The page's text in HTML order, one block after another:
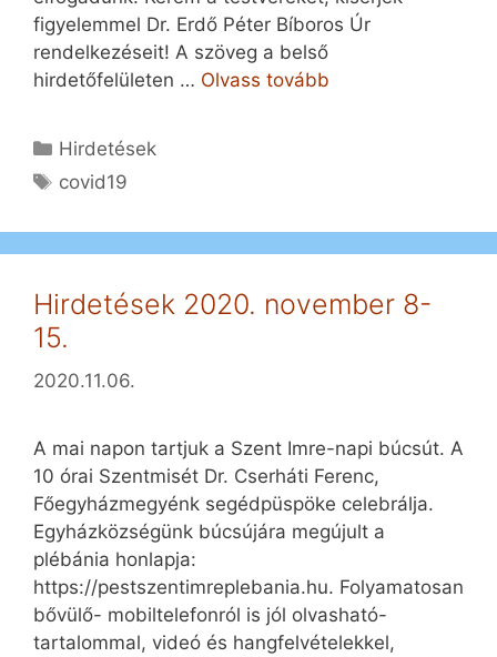
figyelemmel Dr. Erdő Péter Bíboros Úr
rendelkezéseit! A szöveg a belső
hirdetőfelületen … Olvass tovább
Kategória
Hirdetések
Címkék
covid19
Hirdetések 2020. november 8-
15.
2020.11.06.
A mai napon tartjuk a Szent Imre-napi búcsút. A
10 órai Szentmisét Dr. Cserháti Ferenc,
Főegyházmegyénk segédpüspöke celebrálja.
Egyházközségünk búcsújára megújult a
plébánia honlapja:
https://pestszentimreplebania.hu. Folyamatosan
bővülő- mobiltelefonról is jól olvasható-
tartalommal, videó és hangfelvételekkel,